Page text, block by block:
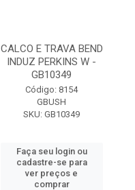
CALCO E TRAVA BEND
INDUZ PERKINS W -
GB10349
Código: 8154
GBUSH
SKU: GB10349
Faça seu login ou
cadastre-se para
ver preços e
comprar